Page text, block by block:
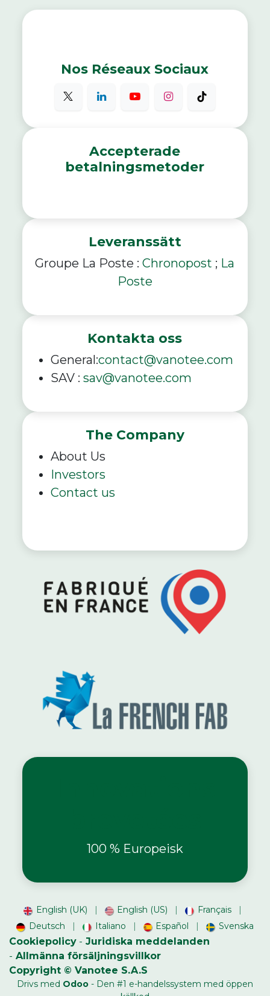
Accepterade
betalningsmetoder
Leveranssätt
Groupe La Poste :Chronopost ; La
Poste
Kontakta oss
General:contact@vanotee.com
SAV :sav@vanotee.com
The Company
About Us
Investors
Contact us
Nos Réseaux Sociaux
100 % Europeisk
Cookiepolicy - Juridiska meddelanden
- Allmänna försäljningsvillkor
Copyright © Vanotee S.A.S
English (UK) | English (US) | Français
|
Deutsch
| Italiano | Español | Svenska
Drivs med Odoo - Den #1 e-handelssystem med öppen